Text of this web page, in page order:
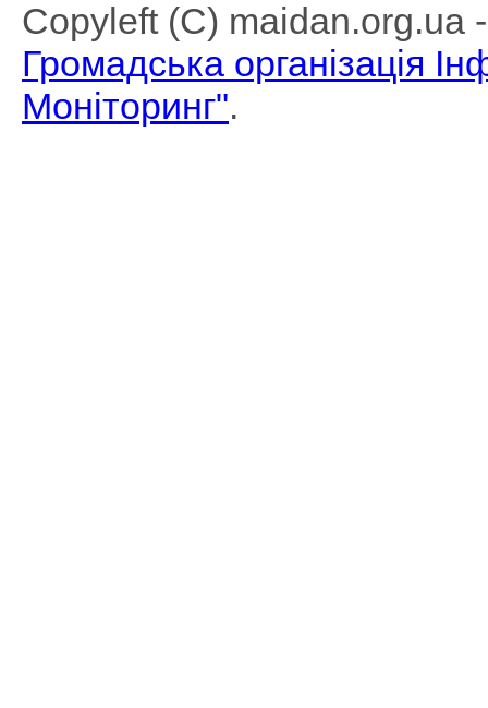
Copyleft (C) maidan.org.ua
Громадська організація
Моніторинг".